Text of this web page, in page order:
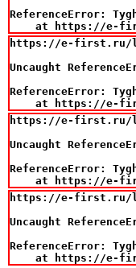
ReferenceError:
at https://e-
https://e-first.ru/
Uncaught
ReferenceError:
at https://e-
https://e-first.ru/
Uncaught
ReferenceError:
at https://e-
https://e-first.ru/
Uncaught
ReferenceError:
at https://e-